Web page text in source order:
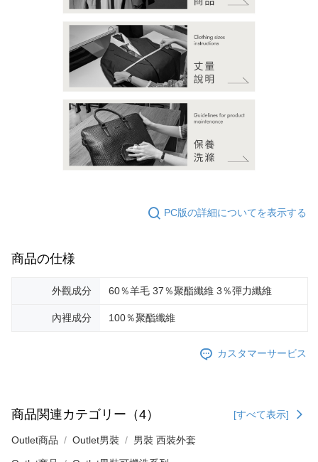
PC版の詳細についてを表示する
商品の仕様
外觀成分 60％羊毛 37％聚酯纖維 3％彈力纖維
內裡成分 100％聚酯纖維
カスタマーサービス
商品関連カテゴリー（4） [すべて表示]
Outlet商品 Outlet男裝 男裝 西裝外套